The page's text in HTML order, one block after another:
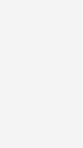
der Zukunft,
bzw.
Sieberath
Beitrag die